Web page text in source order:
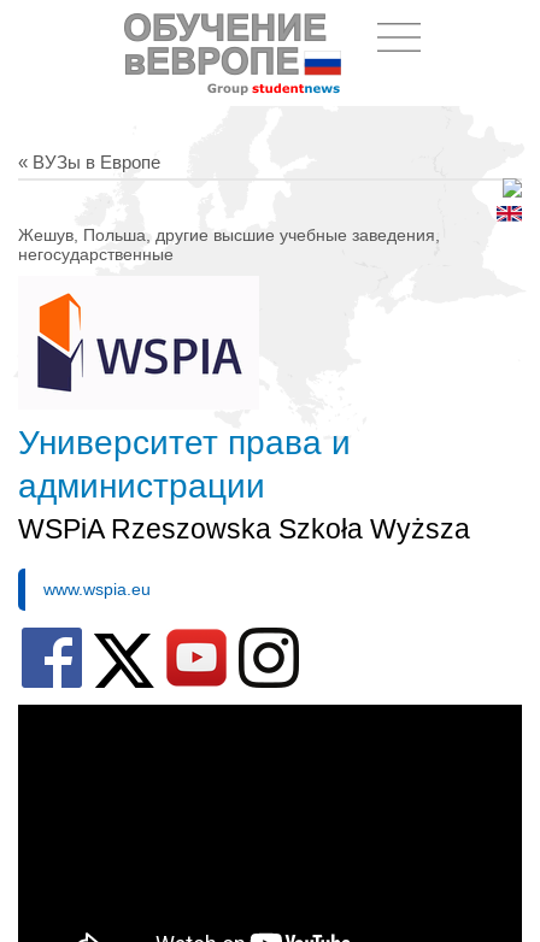
« ВУЗы в Европе
Жешув, Польша, другие высшие учебные заведения,
негосударственные
Университет права и
администрации
WSPiA Rzeszowska Szkoła Wyższa
www.wspia.eu